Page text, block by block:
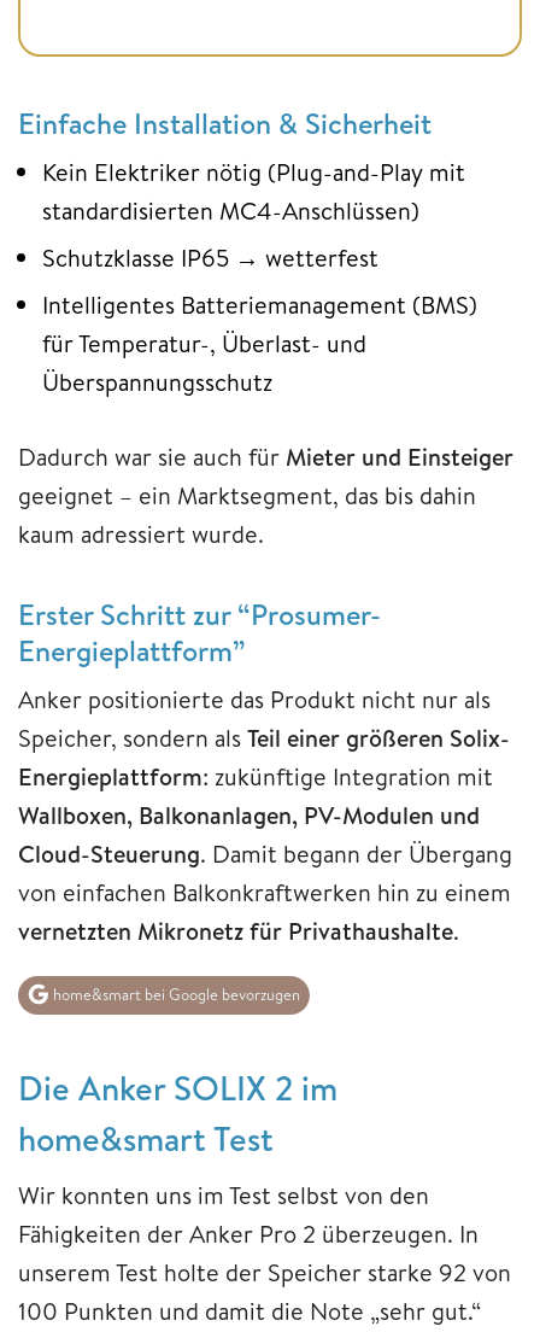
Einfache Installation & Sicherheit
Kein Elektriker nötig (Plug-and-Play mit
standardisierten MC4-Anschlüssen)
Schutzklasse IP65 → wetterfest
Intelligentes Batteriemanagement (BMS)
für Temperatur-, Überlast- und
Überspannungsschutz
Dadurch war sie auch für Mieter und Einsteiger
geeignet – ein Marktsegment, das bis dahin
kaum adressiert wurde.
Erster Schritt zur “Prosumer-
Energieplattform”
Anker positionierte das Produkt nicht nur als
Speicher, sondern alsTeil einer größeren Solix-
Energieplattform: zukünftige Integration mit
Wallboxen, Balkonanlagen, PV-Modulen und
Cloud-Steuerung. Damit begann der Übergang
von einfachen Balkonkraftwerken hin zu einem
vernetzten Mikronetz für Privathaushalte.
home&smart bei Google bevorzugen
Die Anker SOLIX 2 im
home&smart Test
Wir konnten uns im Test selbst von den
Fähigkeiten der Anker Pro 2 überzeugen. In
unserem Test holte der Speicher starke 92 von
100 Punkten und damit die Note „sehr gut.“